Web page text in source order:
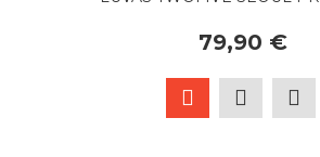
79,90 €